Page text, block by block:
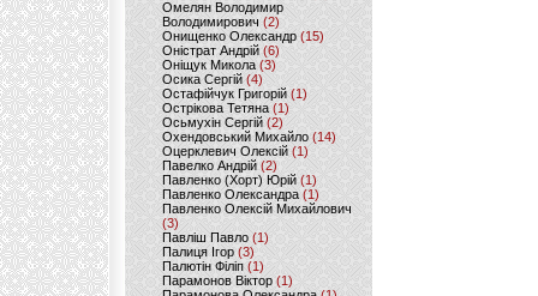
Омелян Володимир
Володимирович (2)
Онищенко Олександр (15)
Оністрат Андрій (6)
Оніщук Микола (3)
Осика Сергій(4)
Остафійчук Григорій(1)
Острікова Тетяна (1)
Осьмухін Сергій (2)
Охендовський Михайло (14)
Оцерклевич Олексій (1)
Павелко Андрій (2)
Павленко (Хорт) Юрій (1)
Павленко Олександра (1)
Павленко Олексій Михайлович
(3)
Павліш Павло(1)
Палиця Ігор (3)
Палютін Філіп(1)
Парамонов Віктор (1)